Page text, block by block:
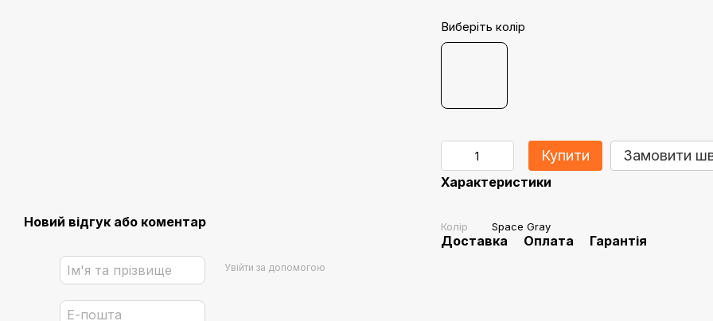
Новий відгук або коментар
Увійти за допомогою
Виберіть колір
Купити Замовити
Характеристики
Колір Space Gray
Доставка Оплата Гарантія